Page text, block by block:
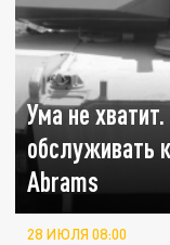
Ума не
обслуживать
Abrams
28 ИЮЛЯ 08:00